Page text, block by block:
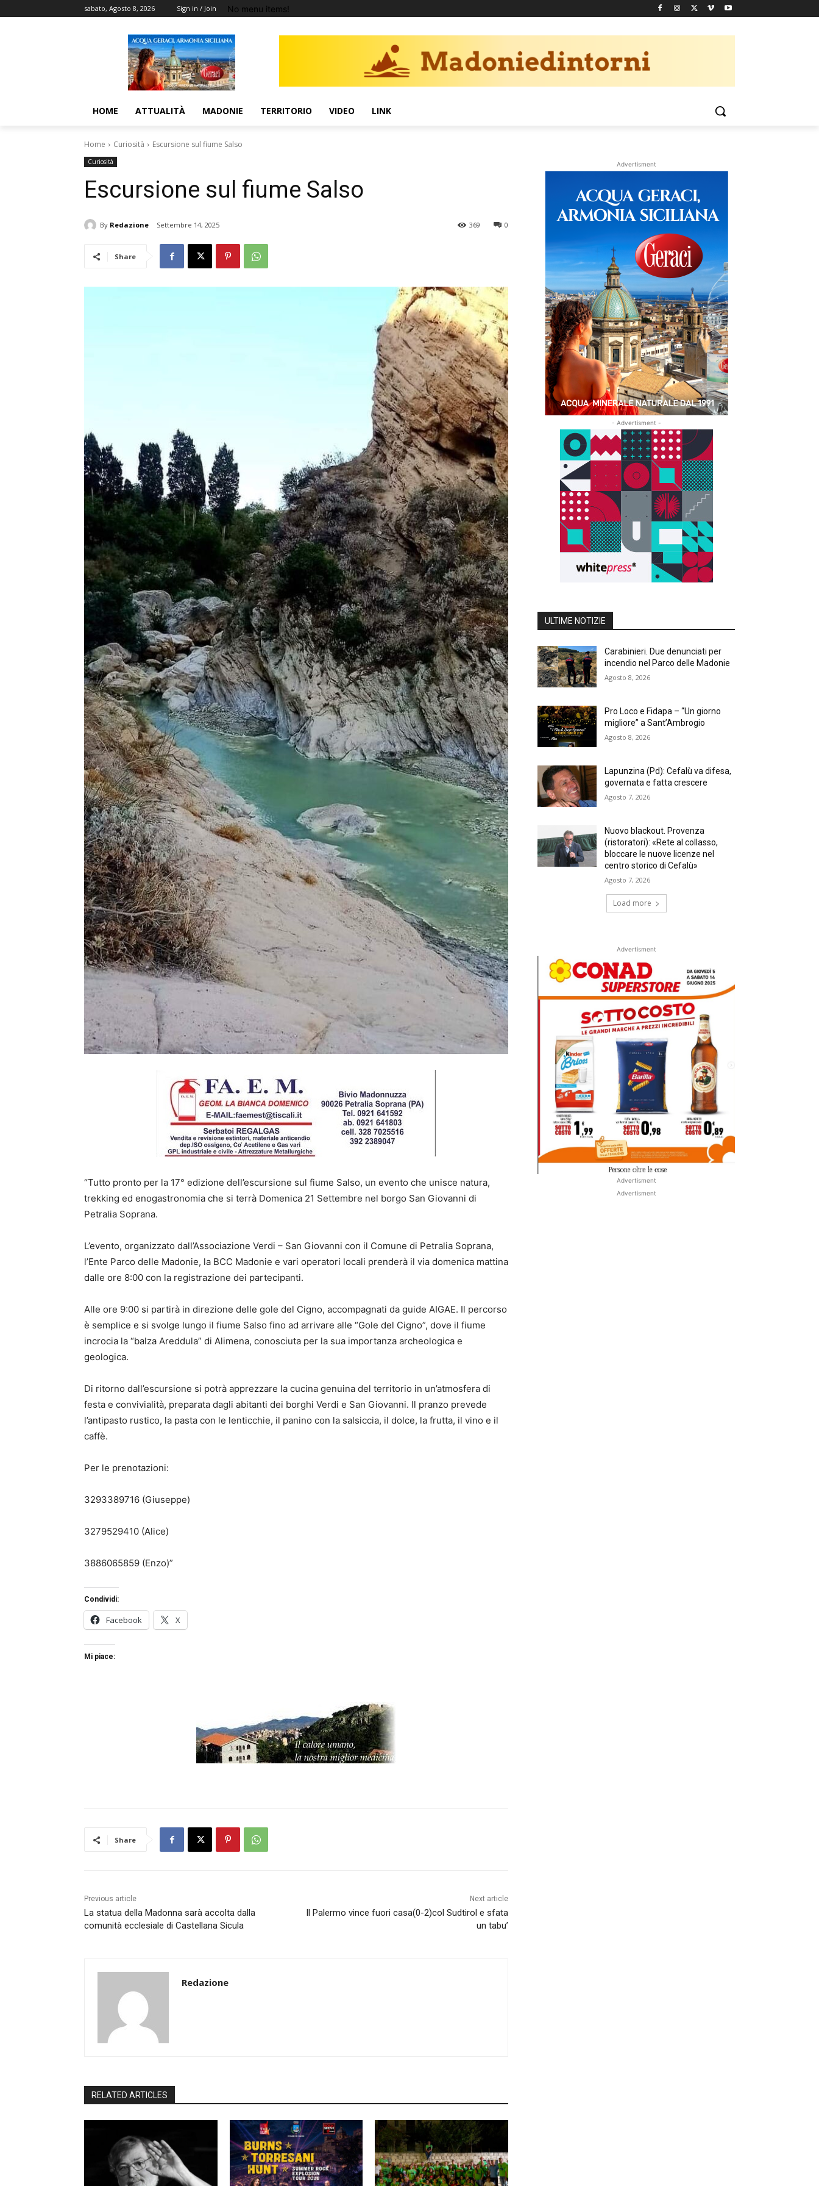
sabato, Agosto 8, 2026 Sign in / Join No menu items!
HOME ATTUALITÀ MADONIE TERRITORIO VIDEO LINK
Home Curiosità Escursione sul fiume Salso
Curiosità
Escursione sul fiume Salso
By Redazione Settembre 14, 2025 0
369
Share
“Tutto pronto per la 17° edizione dell’escursione sul fiume Salso, un evento che unisce natura,
trekking ed enogastronomia che si terrà Domenica 21 Settembre nel borgo San Giovanni di
Petralia Soprana.
L’evento, organizzato dall’Associazione Verdi – San Giovanni con il Comune di Petralia Soprana,
l’Ente Parco delle Madonie, la BCC Madonie e vari operatori locali prenderà il via domenica mattina
dalle ore 8:00 con la registrazione dei partecipanti.
Alle ore 9:00 si partirà in direzione delle gole del Cigno, accompagnati da guide AIGAE. Il percorso
è semplice e si svolge lungo il fiume Salso fino ad arrivare alle “Gole del Cigno”, dove il fiume
incrocia la “balza Areddula” di Alimena, conosciuta per la sua importanza archeologica e
geologica.
Di ritorno dall’escursione si potrà apprezzare la cucina genuina del territorio in un’atmosfera di
festa e convivialità, preparata dagli abitanti dei borghi Verdi e San Giovanni. Il pranzo prevede
l’antipasto rustico, la pasta con le lenticchie, il panino con la salsiccia, il dolce, la frutta, il vino e il
caffè.
Per le prenotazioni:
3293389716 (Giuseppe)
3279529410 (Alice)
3886065859 (Enzo)”
Condividi:
Facebook X
Mi piace:
Share
Previous article
La statua della Madonna sarà accolta dalla
comunità ecclesiale di Castellana Sicula
Next article
Il Palermo vince fuori casa(0-2)col Sudtirol e sfata
un tabu’
Redazione
RELATED ARTICLES
Advertisment
- Advertisment -
ULTIME NOTIZIE
Carabinieri. Due denunciati per
incendio nel Parco delle Madonie
Agosto 8, 2026
Pro Loco e Fidapa – “Un giorno
migliore” a Sant’Ambrogio
Agosto 8, 2026
Lapunzina (Pd): Cefalù va difesa,
governata e fatta crescere
Agosto 7, 2026
Nuovo blackout. Provenza
(ristoratori): «Rete al collasso,
bloccare le nuove licenze nel
centro storico di Cefalù»
Agosto 7, 2026
Load more
Advertisment
Advertisment
Advertisment